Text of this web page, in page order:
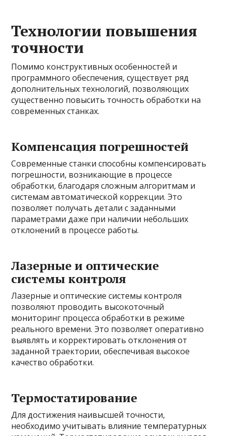
Технологии повышения
точности
Помимо конструктивных особенностей и
программного обеспечения, существует ряд
дополнительных технологий, позволяющих
существенно повысить точность обработки на
современных станках.
Компенсация погрешностей
Современные станки способны компенсировать
погрешности, возникающие в процессе
обработки, благодаря сложным алгоритмам и
системам автоматической коррекции. Это
позволяет получать детали с заданными
параметрами даже при наличии небольших
отклонений в процессе работы.
Лазерные и оптические
системы контроля
Лазерные и оптические системы контроля
позволяют проводить высокоточный
мониторинг процесса обработки в режиме
реального времени. Это позволяет оперативно
выявлять и корректировать отклонения от
заданной траектории, обеспечивая высокое
качество обработки.
Термостатирование
Для достижения наивысшей точности,
необходимо учитывать влияние температурных